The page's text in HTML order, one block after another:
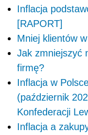
Inflacja
[RAPORT]
Mniej klientów
Jak zmniejszyć
firmę?
Inflacja w
(październik
Konfederacji
Inflacja a